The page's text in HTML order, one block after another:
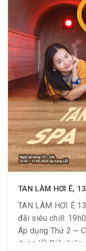
TAN LÀM HƠI Ê,
TAN LÀM HƠI Ê
đãi siêu chill:
Áp dụng Thứ 2 ~
dụng lễ) Điều kiện